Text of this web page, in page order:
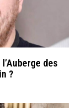
des
?